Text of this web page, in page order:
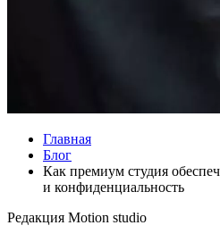
Главная
Блог
Как премиум студия
и конфиденциальность
Редакция Motion studio